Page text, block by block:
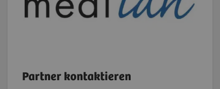
Partner kontaktieren